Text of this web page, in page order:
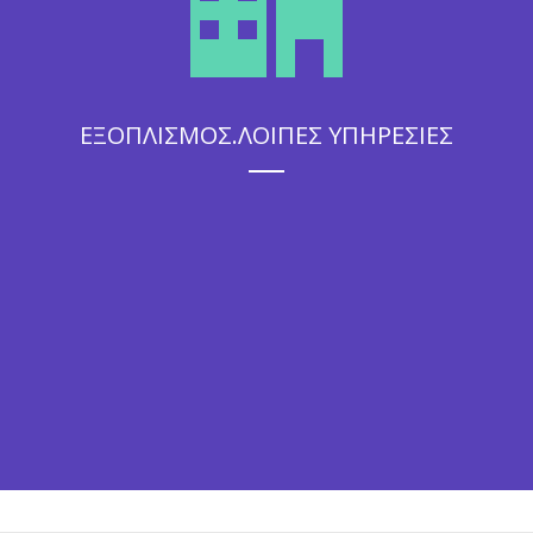
ΕΞΟΠΛΙΣΜΟΣ.ΛΟΙΠΕΣ ΥΠΗΡΕΣΙΕΣ